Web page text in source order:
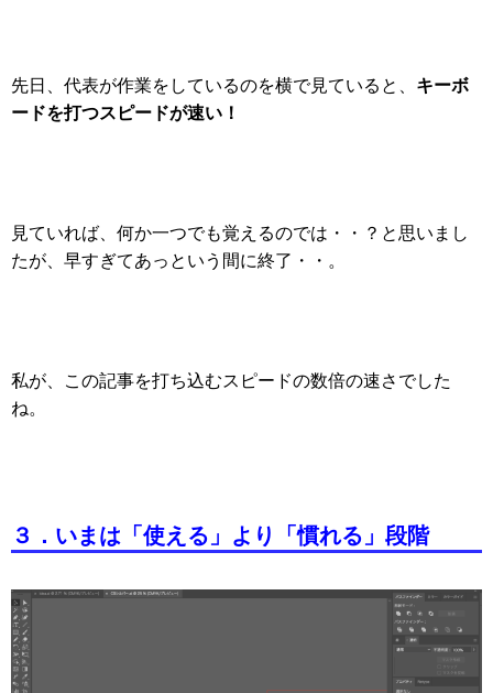
先日、代表が作業をしているのを横で見ていると、 キーボ
ードを打つスピードが速い！
見ていれば、何か一つでも覚えるのでは・・？と思いまし
たが、早すぎてあっという間に終了・・。
私が、この記事を打ち込むスピードの数倍の速さでした
ね。
３．いまは「使える」より「慣れる」段階